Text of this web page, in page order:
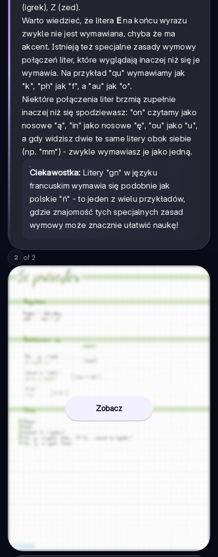
(igrek), Z (zed).
Warto wiedzieć, że litera Ena końcu wyrazu
zwykle nie jest wymawiana, chyba że ma
akcent. Istnieją też specjalne zasady wymowy
połączeń liter, które wyglądają inaczej niż się je
wymawia. Na przykład "qu" wymawiamy jak
"k", "ph" jak "f", a "au" jak "o".
Niektóre połączenia liter brzmią zupełnie
inaczej niż się spodziewasz: "on" czytamy jako
nosowe "ą", "in" jako nosowe "ę", "ou" jako "u",
a gdy widzisz dwie te same litery obok siebie
(np. "mm") - zwykle wymawiasz je jako jedną.
Ciekawostka: Litery "gn" w języku
francuskim wymawia się podobnie jak
polskie "ń" - to jeden z wielu przykładów,
gdzie znajomość tych specjalnych zasad
wymowy może znacznie ułatwić naukę!
2 of 2
Zobacz